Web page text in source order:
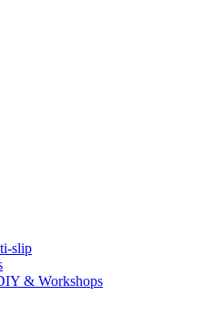
slip
& Workshops